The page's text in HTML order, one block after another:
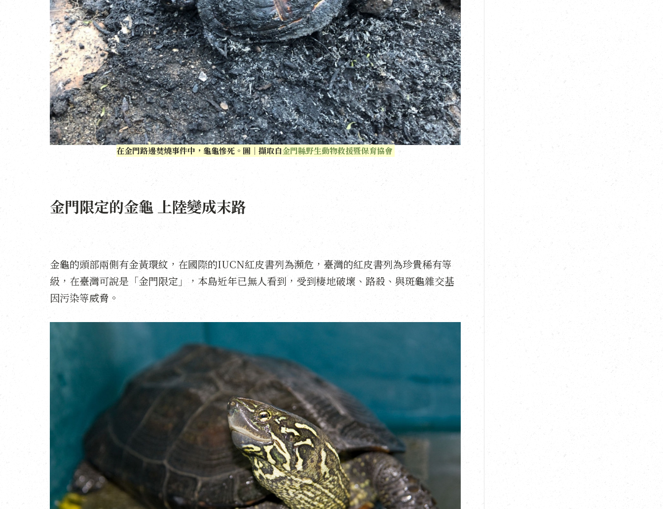
在金門路邊焚燒事件中，龜龜慘死。圖｜擷取自金門縣野生動物救援暨保育協會
金門限定的金龜 上陸變成末路
金龜的頭部兩側有金黃環紋，在國際的IUCN紅皮書列為瀕危，臺灣的紅皮書列為珍貴稀有等
級，在臺灣可說是「金門限定」，本島近年已無人看到，受到棲地破壞、路殺、與斑龜雜交基
因污染等威脅。